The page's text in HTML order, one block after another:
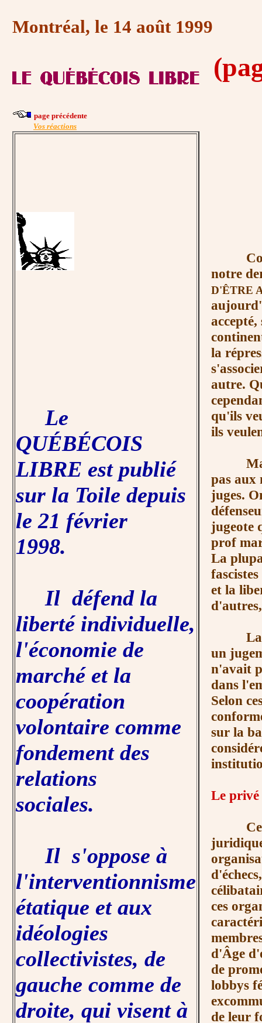
Montréal, le 14 août 1999
page précédente
Vos réactions
Le
QUÉBÉCOIS
LIBRE est publié
sur la Toile depuis
le 21 février
1998.
Il défend la
liberté individuelle,
l'économie de
marché et la
coopération
volontaire comme
fondement des
relations
sociales.
Il s'oppose à
l'interventionnisme
étatique et aux
idéologies
collectivistes, de
gauche comme de
droite, qui visent à
notre
D'ÊTRE
la
autre.
qu'ils
ils
Mais
pas aux
juges.
jugeote
prof
La
et la
La
un
n'avait
dans
Selon
sur la
Le privé
Ce
ces
d'Âge
de
lobbys
de leur